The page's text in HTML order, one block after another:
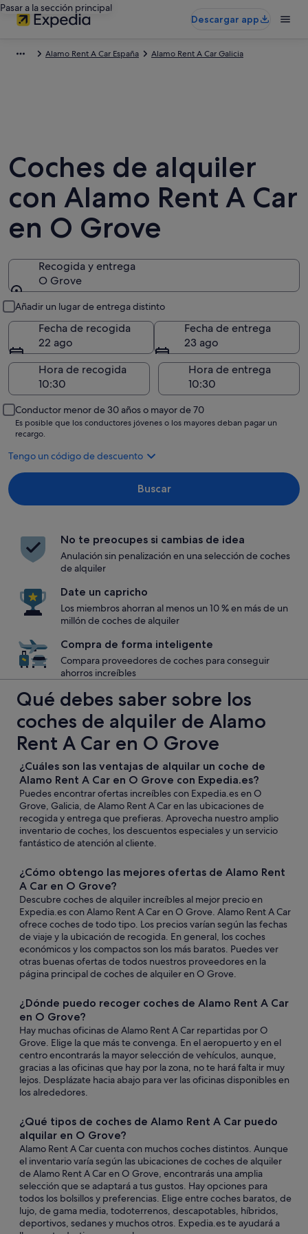
Pasar a la sección principal
Descargar app
Alamo Rent A Car España Alamo Rent A Car Galicia
Coches de alquiler
con Alamo Rent A Car
en O Grove
Recogida y entrega
O Grove
Añadir un lugar de entrega distinto
Fecha de recogida
22 ago
Fecha de entrega
23 ago
Hora de recogida
Hora de entrega
Conductor menor de 30 años o mayor de 70
Es posible que los conductores jóvenes o los mayores deban pagar un
recargo.
Tengo un código de descuento
Buscar
No te preocupes si cambias de idea
Anulación sin penalización en una selección de coches
de alquiler
Date un capricho
Los miembros ahorran al menos un 10 % en más de un
millón de coches de alquiler
Compra de forma inteligente
Compara proveedores de coches para conseguir
ahorros increíbles
Qué debes saber sobre los
coches de alquiler de Alamo
Rent A Car en O Grove
¿Cuáles son las ventajas de alquilar un coche de
Alamo Rent A Car en O Grove con Expedia.es?
Puedes encontrar ofertas increíbles con Expedia.es en O
Grove, Galicia, de Alamo Rent A Car en las ubicaciones de
recogida y entrega que prefieras. Aprovecha nuestro amplio
inventario de coches, los descuentos especiales y un servicio
fantástico de atención al cliente.
¿Cómo obtengo las mejores ofertas de Alamo Rent
A Car en O Grove?
Descubre coches de alquiler increíbles al mejor precio en
Expedia.es con Alamo Rent A Car en O Grove. Alamo Rent A Car
ofrece coches de todo tipo. Los precios varían según las fechas
de viaje y la ubicación de recogida. En general, los coches
económicos y los compactos son los más baratos. Puedes ver
otras buenas ofertas de todos nuestros proveedores en la
página principal de coches de alquiler en O Grove.
¿Dónde puedo recoger coches de Alamo Rent A Car
en O Grove?
Hay muchas oficinas de Alamo Rent A Car repartidas por O
Grove. Elige la que más te convenga. En el aeropuerto y en el
centro encontrarás la mayor selección de vehículos, aunque,
gracias a las oficinas que hay por la zona, no te hará falta ir muy
lejos. Desplázate hacia abajo para ver las oficinas disponibles en
los alrededores.
¿Qué tipos de coches de Alamo Rent A Car puedo
alquilar en O Grove?
Alamo Rent A Car cuenta con muchos coches distintos. Aunque
el inventario varía según las ubicaciones de coches de alquiler
de Alamo Rent A Car en O Grove, encontrarás una amplia
selección que se adaptará a tus gustos. Hay opciones para
todos los bolsillos y preferencias. Elige entre coches baratos, de
lujo, de gama media, todoterrenos, descapotables, híbridos,
deportivos, sedanes y muchos otros. Expedia.es te ayudará a